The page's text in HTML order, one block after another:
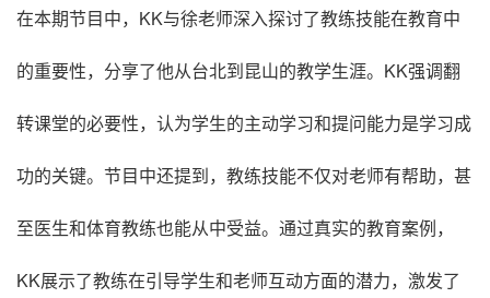
在本期节目中，KK与徐老师深入探讨了教练技能在教育中
的重要性，分享了他从台北到昆山的教学生涯。KK强调翻
转课堂的必要性，认为学生的主动学习和提问能力是学习成
功的关键。节目中还提到，教练技能不仅对老师有帮助，甚
至医生和体育教练也能从中受益。通过真实的教育案例，
KK展示了教练在引导学生和老师互动方面的潜力，激发了